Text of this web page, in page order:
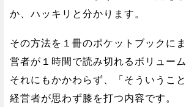
か、ハッキリと分かります。
その方法を１冊のポケットブックに
営者が１時間で読み切れるボリューム
それにもかかわらず、「そういうこ
経営者が思わず膝を打つ内容です。